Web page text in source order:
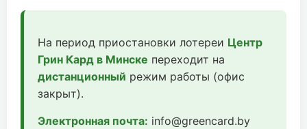
На период приостановки лотереи Центр
Грин Кард в Минске переходит на
дистанционный режим работы (офис
закрыт).
Электронная почта: info@greencard.by